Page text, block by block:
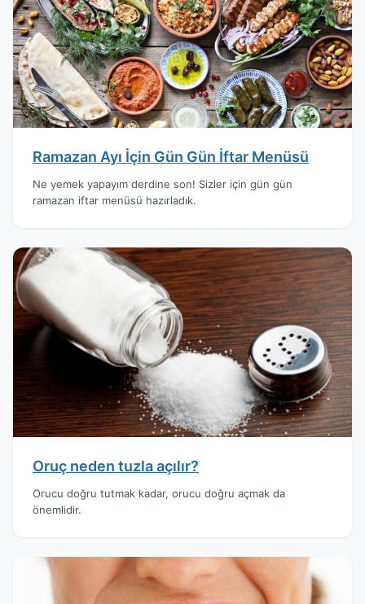
Ramazan Ayı İçin Gün Gün İftar Menüsü
Ne yemek yapayım derdine son! Sizler için gün gün
ramazan iftar menüsü hazırladık.
Oruç neden tuzla açılır?
Orucu doğru tutmak kadar, orucu doğru açmak da
önemlidir.